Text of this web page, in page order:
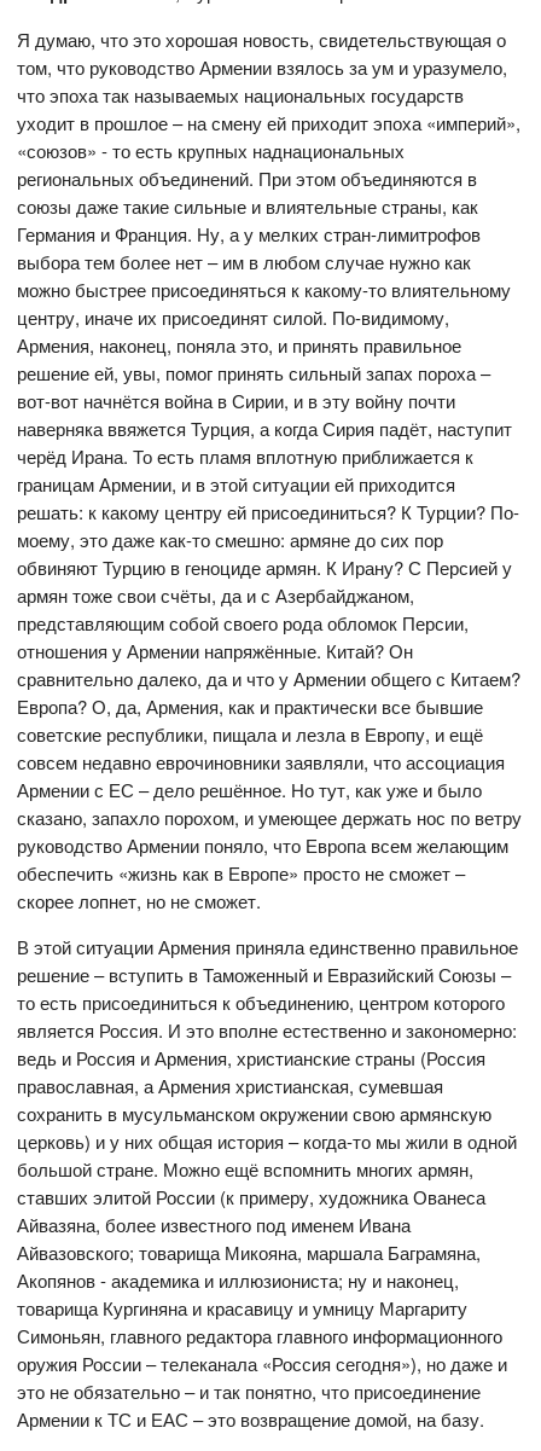
Я думаю, что это хорошая новость, свидетельствующая о
том, что руководство Армении взялось за ум и уразумело,
что эпоха так называемых национальных государств
уходит в прошлое – на смену ей приходит эпоха «империй»,
«союзов» - то есть крупных наднациональных
региональных объединений. При этом объединяются в
союзы даже такие сильные и влиятельные страны, как
Германия и Франция. Ну, а у мелких стран-лимитрофов
выбора тем более нет – им в любом случае нужно как
можно быстрее присоединяться к какому-то влиятельному
центру, иначе их присоединят силой. По-видимому,
Армения, наконец, поняла это, и принять правильное
решение ей, увы, помог принять сильный запах пороха –
вот-вот начнётся война в Сирии, и в эту войну почти
наверняка ввяжется Турция, а когда Сирия падёт, наступит
черёд Ирана. То есть пламя вплотную приближается к
границам Армении, и в этой ситуации ей приходится
решать: к какому центру ей присоединиться? К Турции? По-
моему, это даже как-то смешно: армяне до сих пор
обвиняют Турцию в геноциде армян. К Ирану? С Персией у
армян тоже свои счёты, да и с Азербайджаном,
представляющим собой своего рода обломок Персии,
отношения у Армении напряжённые. Китай? Он
сравнительно далеко, да и что у Армении общего с Китаем?
Европа? О, да, Армения, как и практически все бывшие
советские республики, пищала и лезла в Европу, и ещё
совсем недавно еврочиновники заявляли, что ассоциация
Армении с ЕС – дело решённое. Но тут, как уже и было
сказано, запахло порохом, и умеющее держать нос по ветру
руководство Армении поняло, что Европа всем желающим
обеспечить «жизнь как в Европе» просто не сможет –
скорее лопнет, но не сможет.
В этой ситуации Армения приняла единственно правильное
решение – вступить в Таможенный и Евразийский Союзы –
то есть присоединиться к объединению, центром которого
является Россия. И это вполне естественно и закономерно:
ведь и Россия и Армения, христианские страны (Россия
православная, а Армения христианская, сумевшая
сохранить в мусульманском окружении свою армянскую
церковь) и у них общая история – когда-то мы жили в одной
большой стране. Можно ещё вспомнить многих армян,
ставших элитой России (к примеру, художника Ованеса
Айвазяна, более известного под именем Ивана
Айвазовского; товарища Микояна, маршала Баграмяна,
Акопянов - академика и иллюзиониста; ну и наконец,
товарища Кургиняна и красавицу и умницу Маргариту
Симоньян, главного редактора главного информационного
оружия России – телеканала «Россия сегодня»), но даже и
это не обязательно – и так понятно, что присоединение
Армении к ТС и ЕАС – это возвращение домой, на базу.